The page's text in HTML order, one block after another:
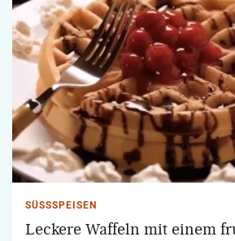
SÜSSSPEISEN
Leckere Waffeln mit einem